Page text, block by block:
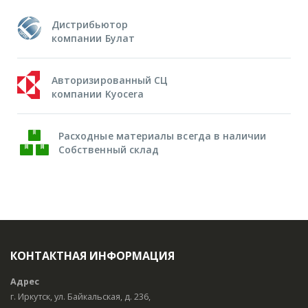
Дистрибьютор
компании Булат
Авторизированный СЦ
компании Kyocera
Расходные материалы всегда в наличии
Собственный склад
КОНТАКТНАЯ ИНФОРМАЦИЯ
Адрес
г. Иркутск, ул. Байкальская, д. 236,